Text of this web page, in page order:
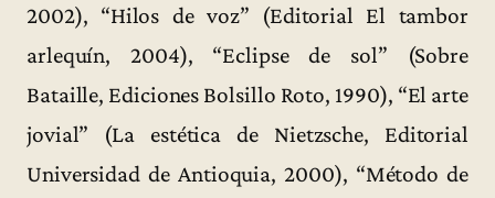
2002), “Hilos de voz” (Editorial El tambor
arlequín, 2004), “Eclipse de sol” (Sobre
Bataille, Ediciones Bolsillo Roto, 1990), “El arte
jovial” (La estética de Nietzsche, Editorial
Universidad de Antioquia, 2000), “Método de